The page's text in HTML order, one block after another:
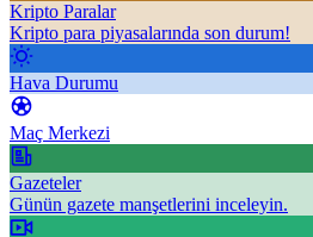
Kripto Paralar
Kripto para piyasalarında son durum!
Hava Durumu
Maç Merkezi
Gazeteler
Günün gazete manşetlerini inceleyin.